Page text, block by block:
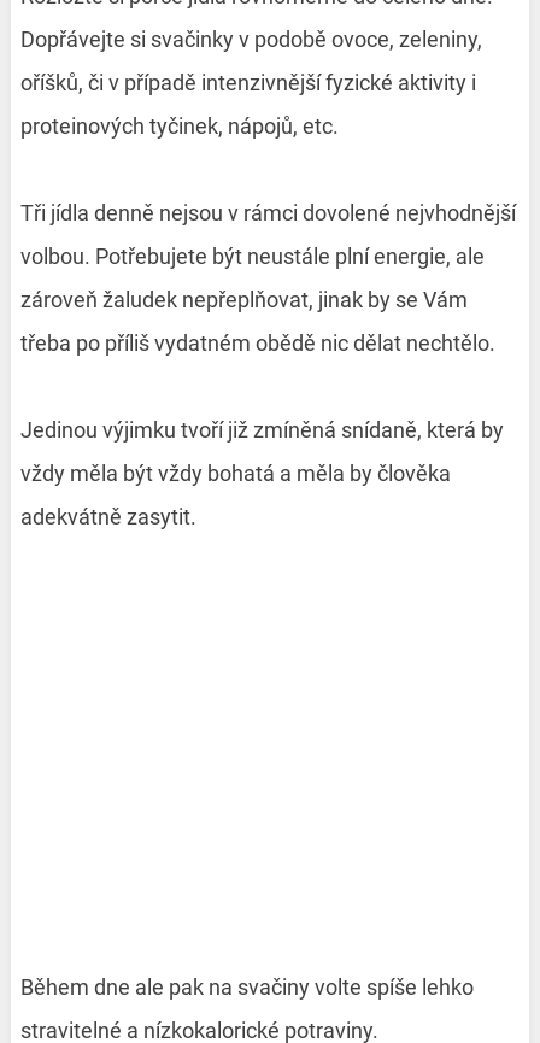
Dopřávejte si svačinky v podobě ovoce, zeleniny,
oříšků, či v případě intenzivnější fyzické aktivity i
proteinových tyčinek, nápojů, etc.
Tři jídla denně nejsou v rámci dovolené nejvhodnější
volbou. Potřebujete být neustále plní energie, ale
zároveň žaludek nepřeplňovat, jinak by se Vám
třeba po příliš vydatném obědě nic dělat nechtělo.
Jedinou výjimku tvoří již zmíněná snídaně, která by
vždy měla být vždy bohatá a měla by člověka
adekvátně zasytit.
Během dne ale pak na svačiny volte spíše lehko
stravitelné a nízkokalorické potraviny.